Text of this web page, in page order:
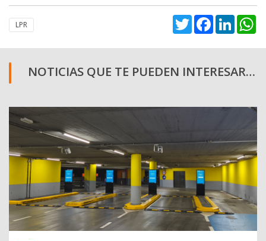
LPR TwitterFacebook
NOTICIAS QUE TE PUEDEN INTERESAR…